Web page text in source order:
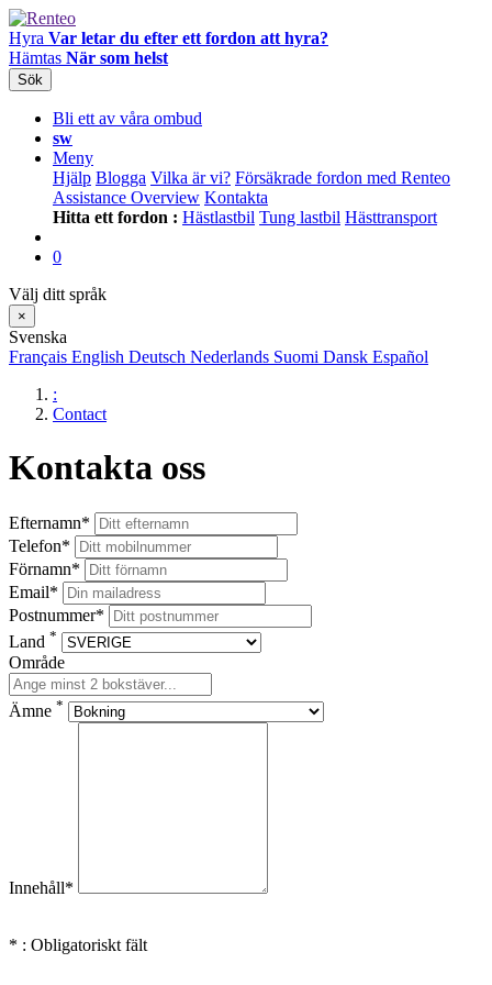
Hyra Var letar du efter ett fordon att hyra?
Hämtas När som helst
Sök
Bli ett av våra ombud
sw
Meny
Hjälp Blogga Vilka är vi? Försäkrade fordon med Renteo
Assistance Overview Kontakta
Hitta ett fordon : Hästlastbil Tung lastbil Hästtransport
0
Välj ditt språk
×
Svenska
Français English Deutsch Nederlands Suomi Dansk Español
:
Contact
Kontakta oss
Efternamn*
Telefon*
Förnamn*
Email*
Postnummer*
Land *
Område
Ämne *
Innehåll*
* : Obligatoriskt fält